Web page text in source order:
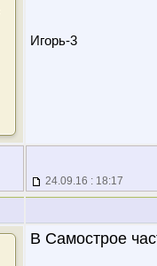
Игорь-3
24.09.16 : 18:17
В Самострое